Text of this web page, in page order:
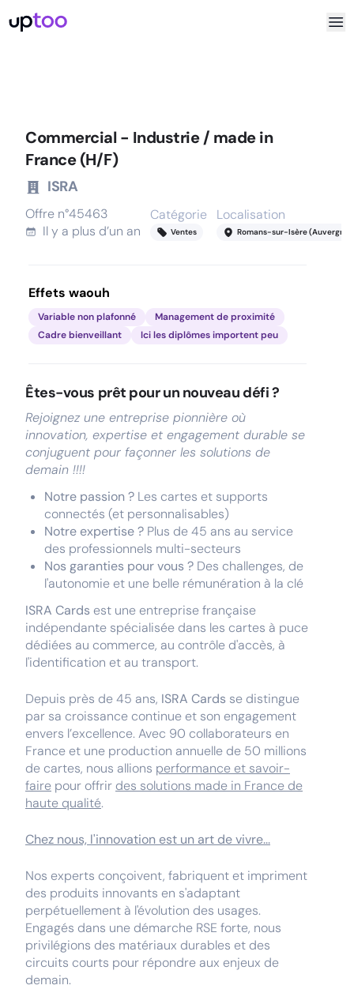
Commercial - Industrie / made in
France (H/F)
ISRA
Offre n°45463
Il y a plus d’un an
Catégorie
Ventes
Localisation
Romans-sur-Isère
Effets waouh
Variable non plafonné
Management de proximité
Cadre bienveillant
Ici les diplômes importent peu
Êtes-vous prêt pour un nouveau défi ?
Rejoignez une entreprise pionnière où
innovation, expertise et engagement durable se
conjuguent pour façonner les solutions de
demain !!!!
Notre passion ? Les cartes et supports
connectés (et personnalisables)
Notre expertise ? Plus de 45 ans au service
des professionnels multi-secteurs
Nos garanties pour vous ? Des challenges, de
l'autonomie et une belle rémunération à la clé
ISRA Cards est une entreprise française
indépendante spécialisée dans les cartes à puce
dédiées au commerce, au contrôle d'accès, à
l'identification et au transport.
Depuis près de 45 ans, ISRA Cards se distingue
par sa croissance continue et son engagement
envers l’excellence. Avec 90 collaborateurs en
France et une production annuelle de 50 millions
de cartes, nous allions performance et savoir-
faire pour offrir des solutions made in France de
haute qualité.
Chez nous, l'innovation est un art de vivre...
Nos experts conçoivent, fabriquent et impriment
des produits innovants en s'adaptant
perpétuellement à l'évolution des usages.
Engagés dans une démarche RSE forte, nous
privilégions des matériaux durables et des
circuits courts pour répondre aux enjeux de
demain.